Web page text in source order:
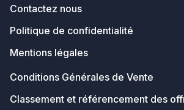
Contactez nous
Politique de confidentialité
Mentions légales
Conditions Générales de Vente
Classement et référencement des